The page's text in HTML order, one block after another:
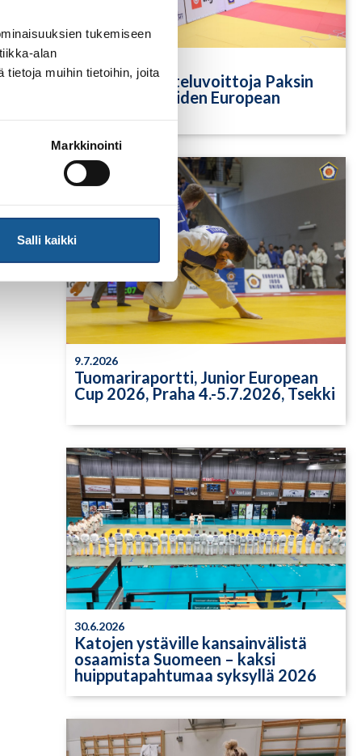
tukemiseen
alan
tietoja muihin tietoihin, joita
Markkinointi
Salli kaikki
Yksittäisiä otteluvoittoja Paksin
alle 21-vuotiaiden European
9.7.2026
Tuomariraportti, Junior European
Cup 2026, Praha 4.-5.7.2026, Tsekki
30.6.2026
Katojen ystäville kansainvälistä
osaamista Suomeen – kaksi
huipputapahtumaa syksyllä 2026